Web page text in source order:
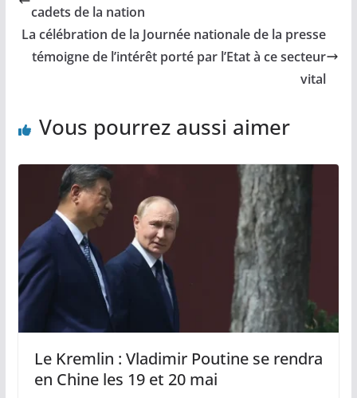
cadets de la nation
La célébration de la Journée nationale de la presse
témoigne de l’intérêt porté par l’Etat à ce secteur
vital
Vous pourrez aussi aimer
Le Kremlin : Vladimir Poutine se rendra
en Chine les 19 et 20 mai